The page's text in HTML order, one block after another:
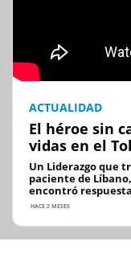
ACTUALIDAD
El héroe sin
vidas en el
Un Liderazgo que
paciente de
encontró
HACE 2 MESES